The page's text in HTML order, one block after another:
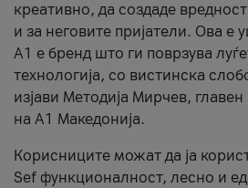
креативно, да создаде
и за неговите пријатели. Ова е
А1 е бренд што ги поврзува
технологија, со вистинска
изјави Методија Мирчев,
на А1 Македонија.
Корисниците можат да ја
Sef функционалност, лесно и